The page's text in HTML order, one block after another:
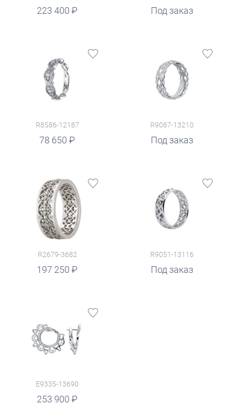
223 400 Под заказ
R8586-12187
78 650
R9087-13210
Под заказ
R2679-3682
197 250
R9051-13116
Под заказ
E9335-13690
253 900